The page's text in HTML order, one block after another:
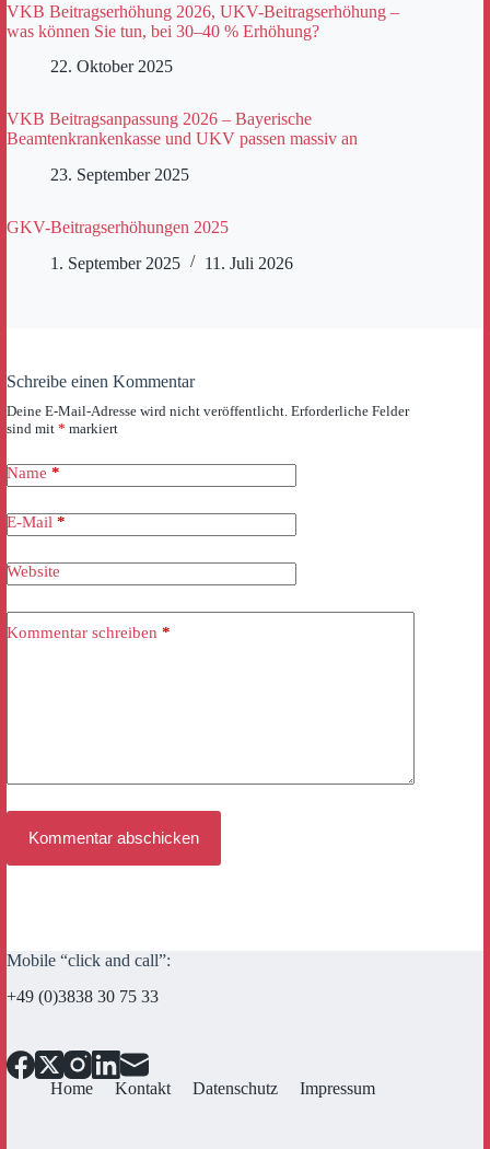
VKB Beitragserhöhung 2026, UKV-Beitragserhöhung –
was können Sie tun, bei 30–40 % Erhöhung?
22. Oktober 2025
VKB Beitragsanpassung 2026 – Bayerische
Beamtenkrankenkasse und UKV passen massiv an
23. September 2025
GKV-Beitragserhöhungen 2025
1. September 2025
11. Juli 2026
Schreibe einen Kommentar
Deine E-Mail-Adresse wird nicht veröffentlicht. Erforderliche Felder
sind mit * markiert
Name *
E-Mail *
Website
Kommentar schreiben *
Kommentar abschicken
Mobile “click and call”:
+49 (0)3838 30 75 33
Home Kontakt Datenschutz Impressum